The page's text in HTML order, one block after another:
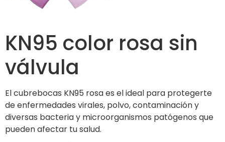
KN95 color rosa sin
válvula
El cubrebocas KN95 rosa es el ideal para protegerte
de enfermedades virales, polvo, contaminación y
diversas bacteria y microorganismos patógenos que
pueden afectar tu salud.